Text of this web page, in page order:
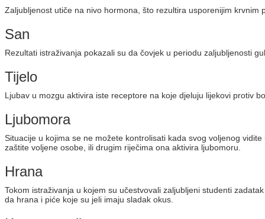
Zaljubljenost utiče na nivo hormona, što rezultira usporenijim krvnim
San
Rezultati istraživanja pokazali su da čovjek u periodu zaljubljenosti
Tijelo
Ljubav u mozgu aktivira iste receptore na koje djeluju lijekovi protiv
Ljubomora
Situacije u kojima se ne možete kontrolisati kada svog voljenog
zaštite voljene osobe, ili drugim riječima ona aktivira ljubomoru.
Hrana
Tokom istraživanja u kojem su učestvovali zaljubljeni studenti
da hrana i piće koje su jeli imaju sladak okus.